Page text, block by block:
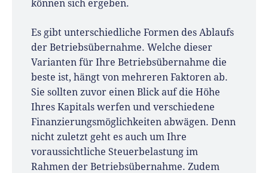
Er ist Interviewpartner in anderen Medien
und verfasst Fachbeiträge zu
Gründungsthemen.
können sich ergeben.
Es gibt unterschiedliche Formen des Ablaufs
der Betriebsübernahme. Welche dieser
Varianten für Ihre Betriebsübernahme die
beste ist, hängt von mehreren Faktoren ab.
Sie sollten zuvor einen Blick auf die Höhe
Ihres Kapitals werfen und verschiedene
Finanzierungsmöglichkeiten abwägen. Denn
nicht zuletzt geht es auch um Ihre
voraussichtliche Steuerbelastung im
Rahmen der Betriebsübernahme. Zudem